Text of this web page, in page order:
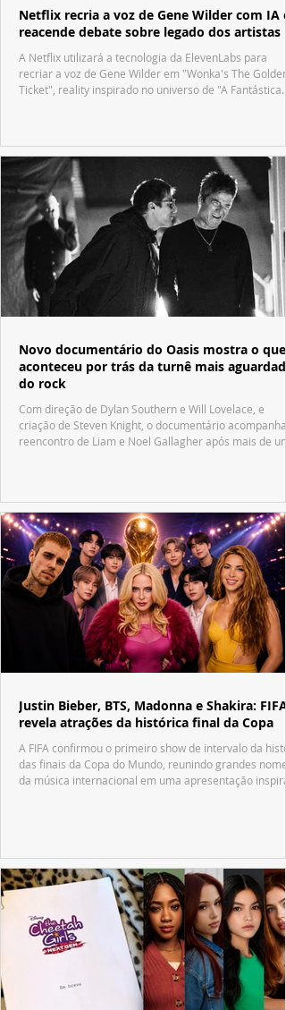
Netflix recria a voz de Gene Wilder com IA e
reacende debate sobre legado dos artistas
A Netflix utilizará a tecnologia da ElevenLabs para
recriar a voz de Gene Wilder em "Wonka's The Golden
Ticket", reality inspirado no universo de "A Fantástica
Novo documentário do Oasis mostra o que
aconteceu por trás da turnê mais aguardada
do rock
Com direção de Dylan Southern e Will Lovelace, e
criação de Steven Knight, o documentário acompanha
reencontro de Liam e Noel Gallagher após mais de
Justin Bieber, BTS, Madonna e Shakira: FIFA
revela atrações da histórica final da Copa
A FIFA confirmou o primeiro show de intervalo da
das finais da Copa do Mundo, reunindo grandes nomes
da música internacional em uma apresentação